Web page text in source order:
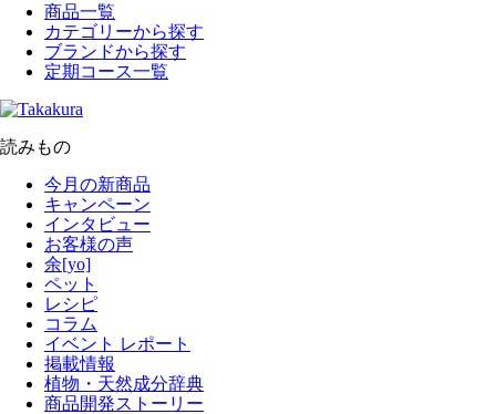
商品一覧
カテゴリーから探す
ブランドから探す
定期コース一覧
読みもの
今月の新商品
キャンペーン
インタビュー
お客様の声
余[yo]
ペット
レシピ
コラム
イベント レポート
掲載情報
植物・天然成分辞典
商品開発ストーリー